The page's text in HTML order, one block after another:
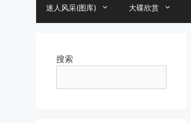
迷人风采(图库) 大碟欣赏
搜索